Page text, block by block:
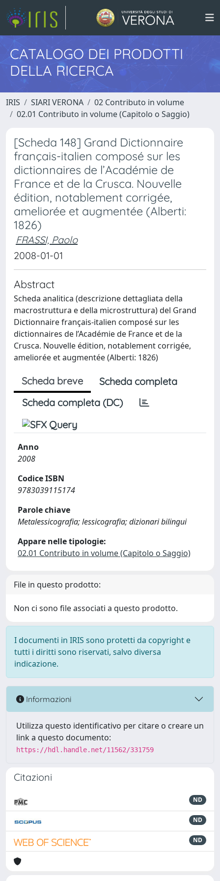
CATALOGO DEI PRODOTTI
DELLA RICERCA
IRIS SIARI VERONA
02 Contributo in volume
02.01 Contributo in volume (Capitolo o Saggio)
[Scheda 148] Grand Dictionnaire
français-italien composé sur les
dictionnaires de l’Académie de
France et de la Crusca. Nouvelle
édition, notablement corrigée,
ameliorée et augmentée (Alberti:
1826)
FRASSI, Paolo
2008-01-01
Abstract
Scheda analitica (descrizione dettagliata della
macrostruttura e della microstruttura) del Grand
Dictionnaire français-italien composé sur les
dictionnaires de l’Académie de France et de la
Crusca. Nouvelle édition, notablement corrigée,
ameliorée et augmentée (Alberti: 1826)
Scheda breve
Scheda completa
Scheda completa (DC)
Anno
2008
Codice ISBN
9783039115174
Parole chiave
Metalessicografia; lessicografia; dizionari bilingui
Appare nelle tipologie:
02.01 Contributo in volume (Capitolo o Saggio)
File in questo prodotto:
Non ci sono file associati a questo prodotto.
I documenti in IRIS sono protetti da copyright e
tutti i diritti sono riservati, salvo diversa
indicazione.
Informazioni
Utilizza questo identificativo per citare o creare un
link a questo documento:
https://hdl.handle.net/11562/331759
Citazioni
ND
ND
ND